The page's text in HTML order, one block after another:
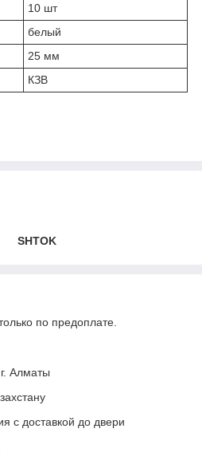
10 шт
белый
25 мм
КЗВ
SHTOK
по предоплате.
Алматы
с доставкой до двери